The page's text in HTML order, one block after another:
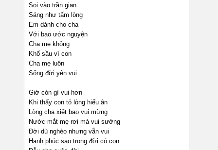
Soi vào trần gian
Sáng như tấm lòng
Em dành cho cha
Với bao ước nguyện
Cha mẹ không
Khổ sầu vì con
Cha mẹ luôn
Sống đời yên vui.
Giờ còn gì vui hơn
Khi thấy con tỏ lòng hiếu ân
Lòng cha xiết bao vui mừng
Nước mắt mẹ rơi mà vui sướng
Đời dù nghèo nhưng vẫn vui
Hạnh phúc sao trong đời có con